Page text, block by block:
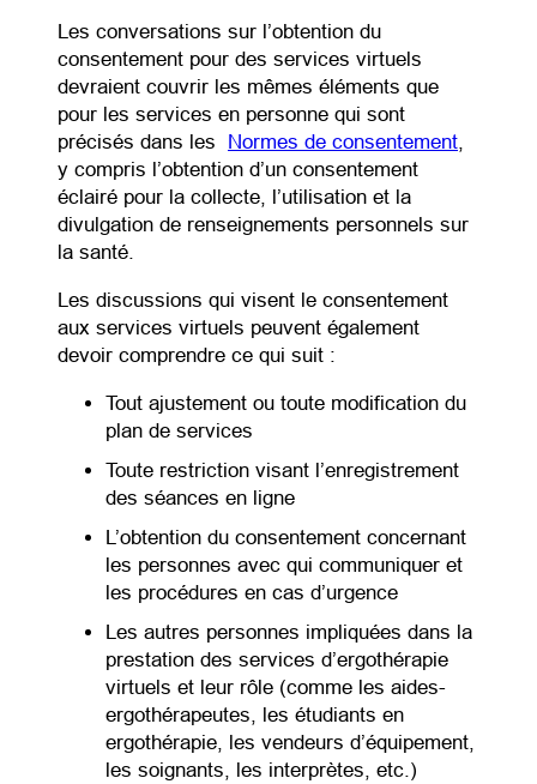
Les conversations sur l’obtention du
consentement pour des services virtuels
devraient couvrir les mêmes éléments que
pour les services en personne qui sont
précisés dans les
Normes de consentement(opens
,
y compris l’obtention d’un consentement
éclairé pour la collecte, l’utilisation et la
divulgation de renseignements personnels sur
la santé.
Les discussions qui visent le consentement
aux services virtuels peuvent également
devoir comprendre ce qui suit :
Tout ajustement ou toute modification du
plan de services
Toute restriction visant l’enregistrement
des séances en ligne
L’obtention du consentement concernant
les personnes avec qui communiquer et
les procédures en cas d’urgence
Les autres personnes impliquées dans la
prestation des services d’ergothérapie
virtuels et leur rôle (comme les aides-
ergothérapeutes, les étudiants en
ergothérapie, les vendeurs d’équipement,
les soignants, les interprètes, etc.)